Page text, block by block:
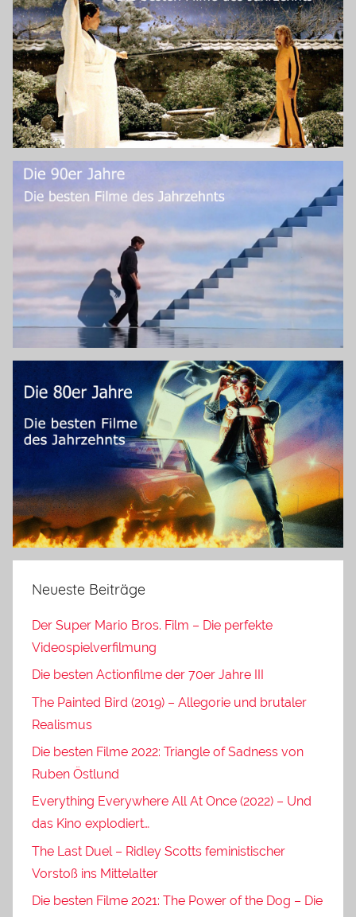
Neueste Beiträge
Der Super Mario Bros. Film – Die perfekte
Videospielverfilmung
Die besten Actionfilme der 70er Jahre III
The Painted Bird (2019) – Allegorie und brutaler
Realismus
Die besten Filme 2022: Triangle of Sadness von
Ruben Östlund
Everything Everywhere All At Once (2022) – Und
das Kino explodiert…
The Last Duel – Ridley Scotts feministischer
Vorstoß ins Mittelalter
Die besten Filme 2021: The Power of the Dog – Die